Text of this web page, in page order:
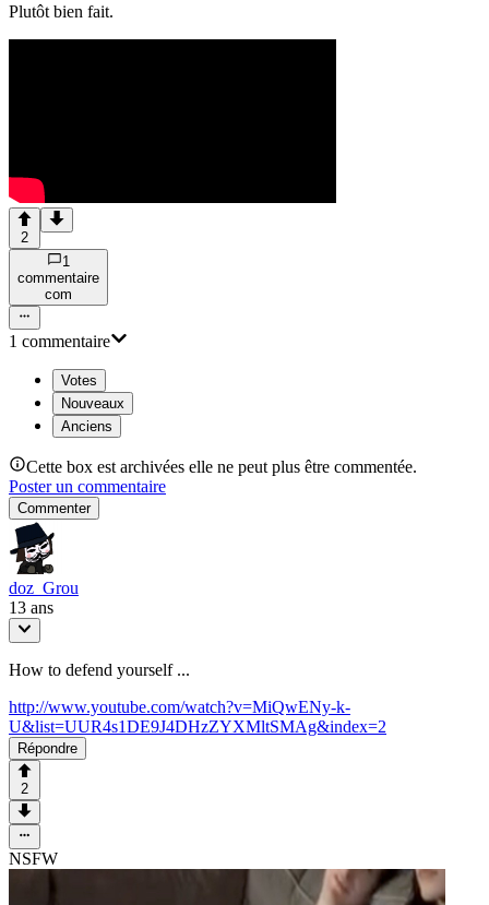
Plutôt bien fait.
2
1
commentaire
com
1 commentaire
Votes
Nouveaux
Anciens
Cette box est archivées elle ne peut plus être commentée.
Poster un commentaire
Commenter
doz_Grou
13 ans
How to defend yourself ...
http://www.youtube.com/watch?v=MiQwENy-k-
U&list=UUR4s1DE9J4DHzZYXMltSMAg&index=2
Répondre
2
NSFW